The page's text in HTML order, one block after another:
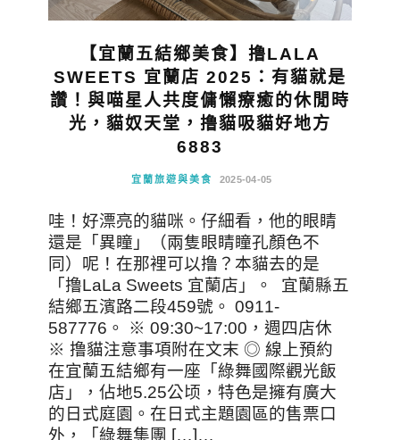
【宜蘭五結鄉美食】撸LALA
SWEETS 宜蘭店 2025：有貓就是
讚！與喵星人共度傭懶療癒的休閒時
光，貓奴天堂，撸貓吸貓好地方
6883
宜蘭旅遊與美食 2025-04-05
哇！好漂亮的貓咪。仔細看，他的眼睛
還是「異瞳」（兩隻眼睛瞳孔顏色不
同）呢！在那裡可以撸？本貓去的是
「撸LaLa Sweets 宜蘭店」。 宜蘭縣五
結鄉五濱路二段459號。 0911-
587776。 ※ 09:30~17:00，週四店休
※ 撸貓注意事項附在文末 ◎ 線上預約
在宜蘭五結鄉有一座「綠舞國際觀光飯
店」，佔地5.25公顷，特色是擁有廣大
的日式庭園。在日式主題園區的售票口
外，「綠舞集團 […]…